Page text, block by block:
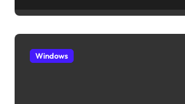
Windows